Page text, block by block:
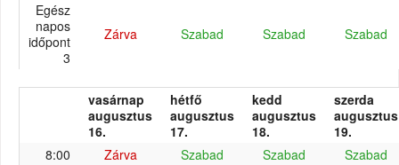
Egész
napos
időpont
3
Zárva Szabad Szabad Szabad
vasárnap
augusztus
16.
hétfő
augusztus
17.
kedd
augusztus
18.
szerda
augusztus
19.
8:00
Zárva Szabad Szabad
Szabad